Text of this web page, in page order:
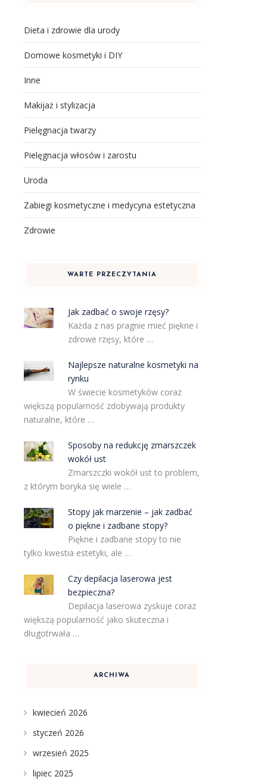
Dieta i zdrowie dla urody
Domowe kosmetyki i DIY
Inne
Makijaż i stylizacja
Pielęgnacja twarzy
Pielęgnacja włosów i zarostu
Uroda
Zabiegi kosmetyczne i medycyna estetyczna
Zdrowie
WARTE PRZECZYTANIA
Jak zadbać o swoje rzęsy?
Każda z nas pragnie mieć piękne i
zdrowe rzęsy, które …
Najlepsze naturalne kosmetyki na
rynku
W świecie kosmetyków coraz
większą popularność zdobywają produkty
naturalne, które …
Sposoby na redukcję zmarszczek
wokół ust
Zmarszczki wokół ust to problem,
z którym boryka się wiele …
Stopy jak marzenie – jak zadbać
o piękne i zadbane stopy?
Piękne i zadbane stopy to nie
tylko kwestia estetyki, ale …
Czy depilacja laserowa jest
bezpieczna?
Depilacja laserowa zyskuje coraz
większą popularność jako skuteczna i
długotrwała …
ARCHIWA
kwiecień 2026
styczeń 2026
wrzesień 2025
lipiec 2025